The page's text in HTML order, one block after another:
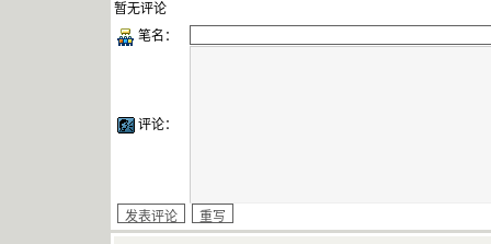
暂无评论
笔名：
评论：